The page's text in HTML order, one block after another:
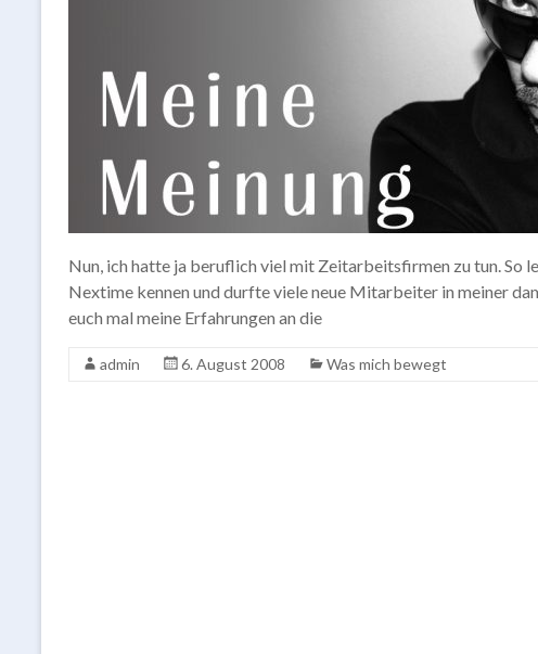
Nun, ich hatte ja beruflich viel mit Zeitarbeitsfirmen zu tun. So
Nextime kennen und durfte viele neue Mitarbeiter in meiner
euch mal meine Erfahrungen an die
admin 6. August 2008 Was mich bewegt